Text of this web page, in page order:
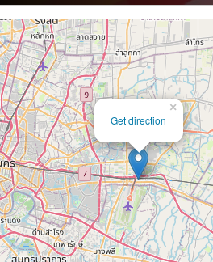
Get direction
×